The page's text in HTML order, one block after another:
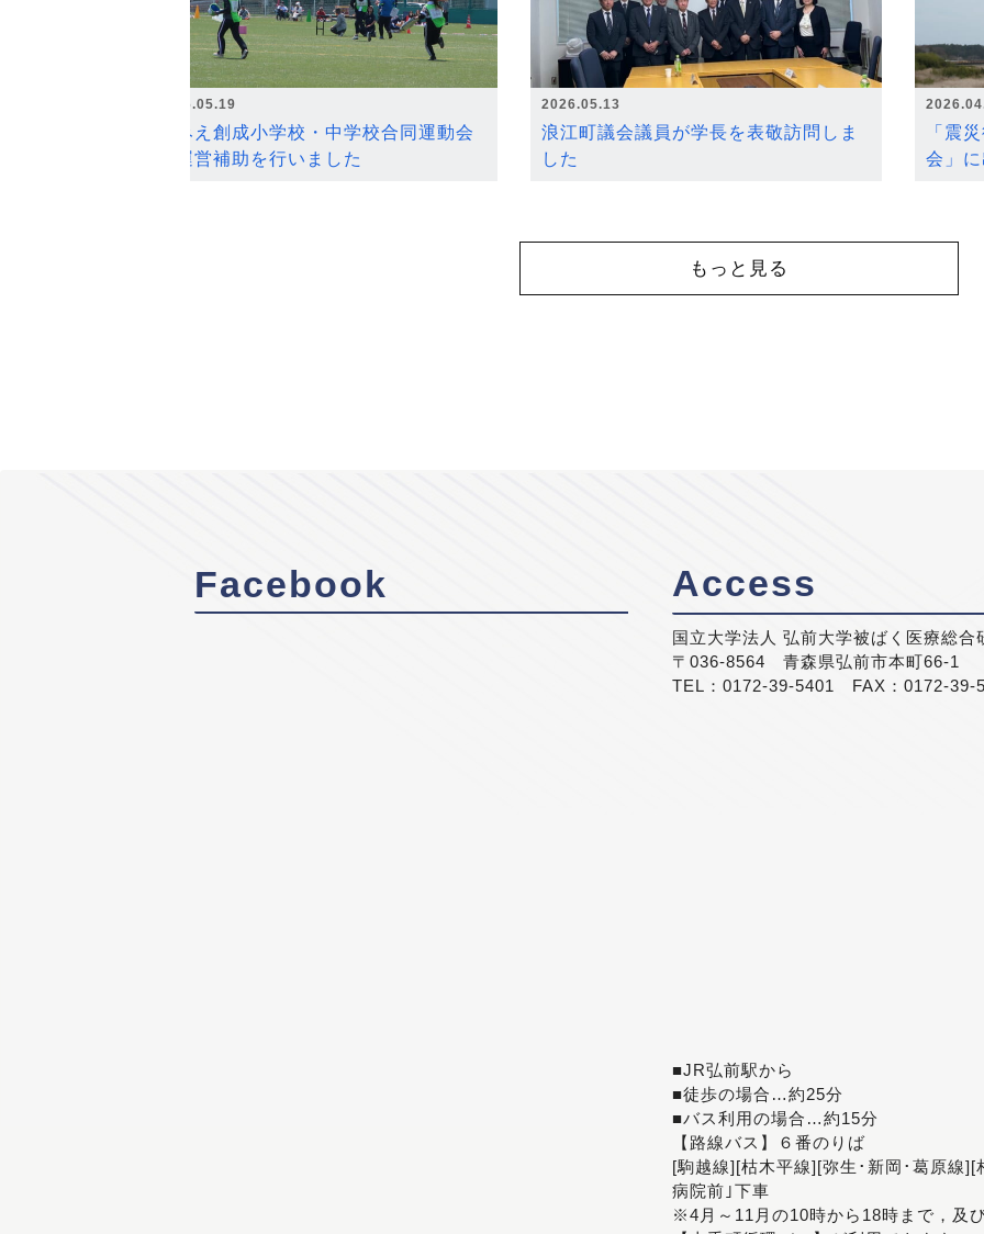
2026.05.19
なみえ創成小学校・中学校合同運動会
の運営補助を行いました
2026.05.13
浪江町議会議員が学長を表敬訪問しま
した
「震
会」
もっと見る
Facebook Access
国立大学法人 弘前大学被ばく医療総合
〒036-8564 青森県弘前市本町66-1
TEL：0172-39-5401 FAX：0172-39-
■JR弘前駅から
■徒歩の場合…約25分
■バス利用の場合…約15分
【路線バス】６番のりば
[駒越線][枯木平線][弥生･新岡･葛原線
病院前｣下車
※4月～11月の10時から18時まで，及